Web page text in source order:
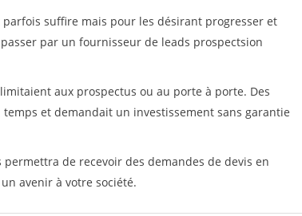
suffire mais pour les désirant progresser et
par un fournisseur de leads prospectsion
aux prospectus ou au porte à porte. Des
et demandait un investissement sans garantie
de recevoir des demandes de devis en
avenir à votre société.